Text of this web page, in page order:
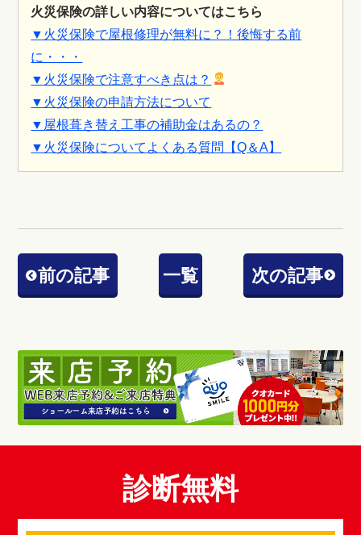
火災保険の詳しい内容についてはこちら
▼火災保険で屋根修理が無料に？！後悔する前
に・・・
▼火災保険で注意すべき点は？
▼火災保険の申請方法について
▼屋根葺き替え工事の補助金はあるの？
▼火災保険についてよくある質問【Q＆A】
前の記事 一覧 次の記事
診断無料